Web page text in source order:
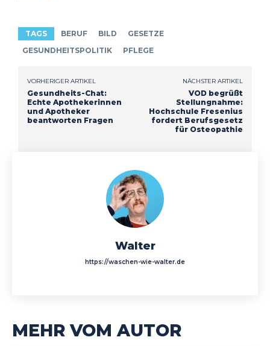
TAGS BERUF BILD
GESETZE
GESUNDHEITSPOLITIK
PFLEGE
VORHERIGER ARTIKEL
Gesundheits-Chat:
Echte Apothekerinnen
und Apotheker
beantworten Fragen
NÄCHSTER ARTIKEL
VOD begrüßt
Stellungnahme:
Hochschule Fresenius
fordert Berufsgesetz
für Osteopathie
Walter
https://waschen-wie-walter.de
MEHR VOM AUTOR